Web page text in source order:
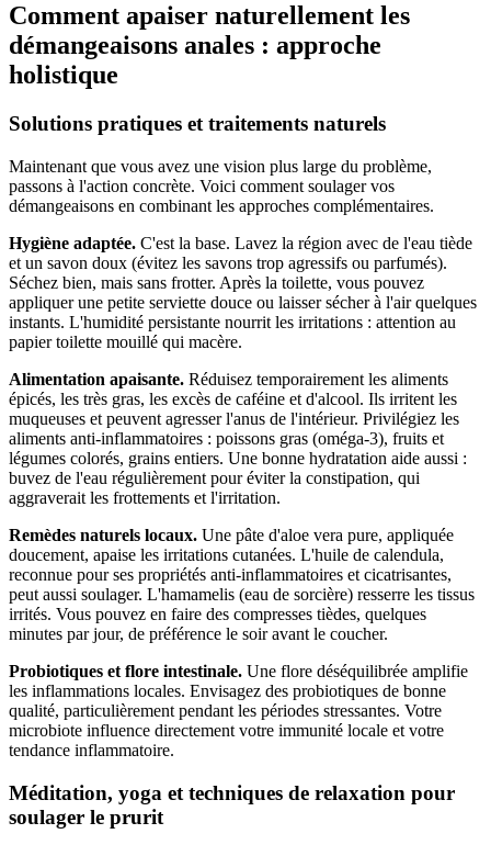
Comment apaiser naturellement les
démangeaisons anales : approche
holistique
Solutions pratiques et traitements naturels
Maintenant que vous avez une vision plus large du problème,
passons à l'action concrète. Voici comment soulager vos
démangeaisons en combinant les approches complémentaires.
Hygiène adaptée. C'est la base. Lavez la région avec de l'eau tiède
et un savon doux (évitez les savons trop agressifs ou parfumés).
Séchez bien, mais sans frotter. Après la toilette, vous pouvez
appliquer une petite serviette douce ou laisser sécher à l'air quelques
instants. L'humidité persistante nourrit les irritations : attention au
papier toilette mouillé qui macère.
Alimentation apaisante. Réduisez temporairement les aliments
épicés, les très gras, les excès de caféine et d'alcool. Ils irritent les
muqueuses et peuvent agresser l'anus de l'intérieur. Privilégiez les
aliments anti-inflammatoires : poissons gras (oméga-3), fruits et
légumes colorés, grains entiers. Une bonne hydratation aide aussi :
buvez de l'eau régulièrement pour éviter la constipation, qui
aggraverait les frottements et l'irritation.
Remèdes naturels locaux. Une pâte d'aloe vera pure, appliquée
doucement, apaise les irritations cutanées. L'huile de calendula,
reconnue pour ses propriétés anti-inflammatoires et cicatrisantes,
peut aussi soulager. L'hamamelis (eau de sorcière) resserre les tissus
irrités. Vous pouvez en faire des compresses tièdes, quelques
minutes par jour, de préférence le soir avant le coucher.
Probiotiques et flore intestinale. Une flore déséquilibrée amplifie
les inflammations locales. Envisagez des probiotiques de bonne
qualité, particulièrement pendant les périodes stressantes. Votre
microbiote influence directement votre immunité locale et votre
tendance inflammatoire.
Méditation, yoga et techniques de relaxation pour
soulager le prurit